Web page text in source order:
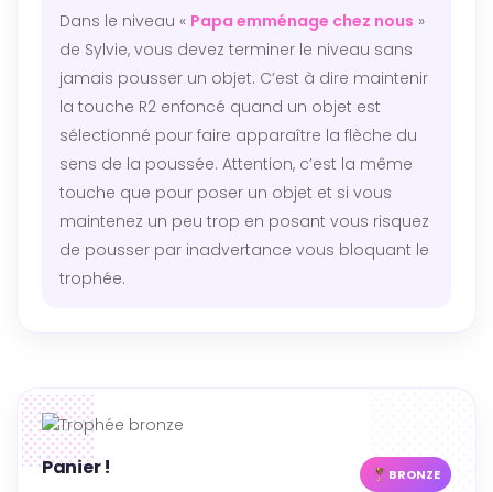
Dans le niveau « Papa emménage chez nous »
de Sylvie, vous devez terminer le niveau sans
jamais pousser un objet. C’est à dire maintenir
la touche R2 enfoncé quand un objet est
sélectionné pour faire apparaître la flèche du
sens de la poussée. Attention, c’est la même
touche que pour poser un objet et si vous
maintenez un peu trop en posant vous risquez
de pousser par inadvertance vous bloquant le
trophée.
Panier ! BRONZE